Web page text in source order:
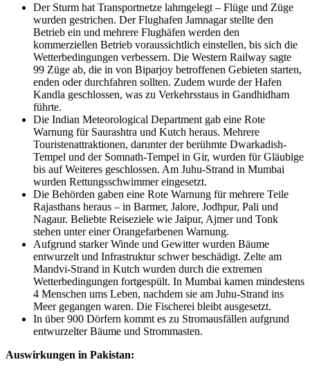
Der Sturm hat Transportnetze lahmgelegt – Flüge und Züge
wurden gestrichen. Der Flughafen Jamnagar stellte den
Betrieb ein und mehrere Flughäfen werden den
kommerziellen Betrieb voraussichtlich einstellen, bis sich die
Wetterbedingungen verbessern. Die Western Railway sagte
99 Züge ab, die in von Biparjoy betroffenen Gebieten starten,
enden oder durchfahren sollten. Zudem wurde der Hafen
Kandla geschlossen, was zu Verkehrsstaus in Gandhidham
führte.
Die Indian Meteorological Department gab eine Rote
Warnung für Saurashtra und Kutch heraus. Mehrere
Touristenattraktionen, darunter der berühmte Dwarkadish-
Tempel und der Somnath-Tempel in Gir, wurden für Gläubige
bis auf Weiteres geschlossen. Am Juhu-Strand in Mumbai
wurden Rettungsschwimmer eingesetzt.
Die Behörden gaben eine Rote Warnung für mehrere Teile
Rajasthans heraus – in Barmer, Jalore, Jodhpur, Pali und
Nagaur. Beliebte Reiseziele wie Jaipur, Ajmer und Tonk
stehen unter einer Orangefarbenen Warnung.
Aufgrund starker Winde und Gewitter wurden Bäume
entwurzelt und Infrastruktur schwer beschädigt. Zelte am
Mandvi-Strand in Kutch wurden durch die extremen
Wetterbedingungen fortgespült. In Mumbai kamen mindestens
4 Menschen ums Leben, nachdem sie am Juhu-Strand ins
Meer gegangen waren. Die Fischerei bleibt ausgesetzt.
In über 900 Dörfern kommt es zu Stromausfällen aufgrund
entwurzelter Bäume und Strommasten.
Auswirkungen in Pakistan: